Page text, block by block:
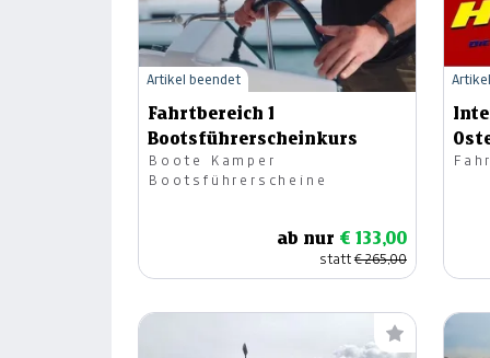
Fahrtbereich 1
Bootsführerscheinkurs
Boote Kamper
Bootsführerscheine
ab nur € 133,00
statt€ 265,00
Artikel beendet